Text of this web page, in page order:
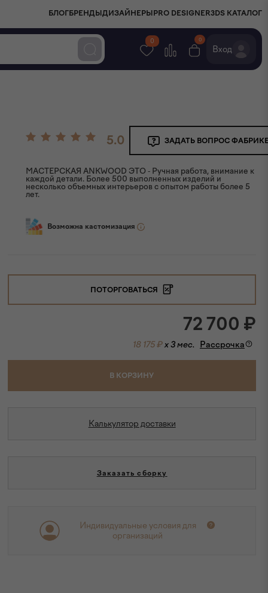
БЛОГ БРЕНДЫ ДИЗАЙНЕРЫ PRO DESIGNER3DS КАТАЛОГ
0 0
Вход
5.0 ЗАДАТЬ ВОПРОС
МАСТЕРСКАЯ ANKWOOD ЭТО - Ручная работа, внимание к
каждой детали. Более 500 выполненных изделий и
несколько объемных интерьеров с опытом работы более 5
лет.
Возможна кастомизация
ПОТОРГОВАТЬСЯ
72 700 ₽
18 175 ₽x 3 мес. Рассрочка
В КОРЗИНУ
Калькулятор доставки
Заказать сборку
Индивидуальные условия для
организаций